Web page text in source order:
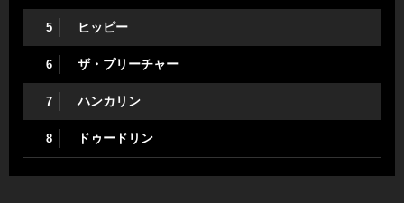
5 ヒッピー
6 ザ・プリーチャー
7 ハンカリン
8 ドゥードリン